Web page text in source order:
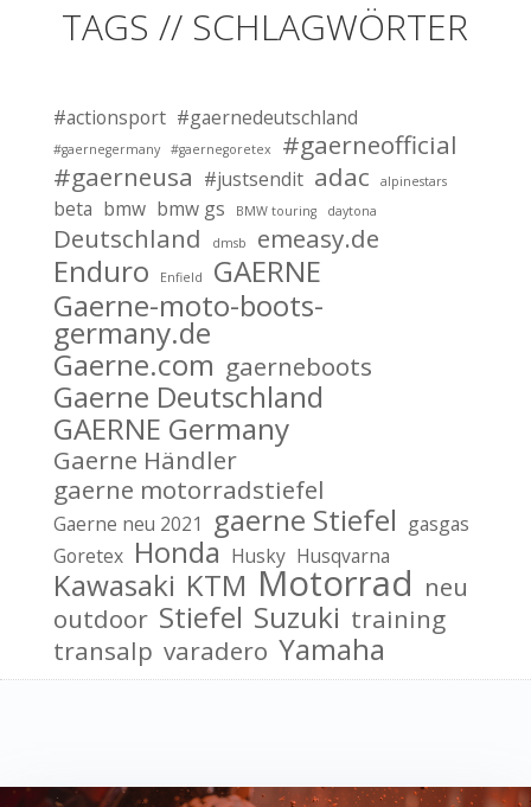
TAGS // SCHLAGWÖRTER
#actionsport #gaernedeutschland
#gaernegermany #gaernegoretex
#gaerneofficial
#gaerneusa #justsendit adac alpinestars
beta bmw bmw gs BMW touring daytona
Deutschland dmsb emeasy.de
Enduro Enfield
GAERNE
Gaerne-moto-boots-
germany.de
Gaerne.com gaerneboots
Gaerne Deutschland
GAERNE Germany
Gaerne Händler
gaerne motorradstiefel
Gaerne neu 2021 gaerne Stiefel gasgas
Goretex Honda Husky Husqvarna
Kawasaki KTM Motorrad neu
outdoor Stiefel Suzuki training
transalp varadero Yamaha